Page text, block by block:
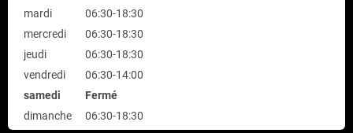
mardi
06:30-18:30
mercredi
06:30-18:30
jeudi
06:30-18:30
vendredi
06:30-14:00
samedi
Fermé
dimanche
06:30-18:30